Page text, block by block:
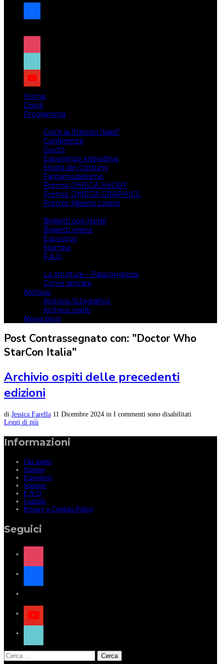
facebook
x
instagram
tiktok
youtube
Home
Ospiti
Programma
Cos’è la Starcon Italia?
Conferenze
Giochi
Esperienze interattive
Sfilata dei Costumi
Fantamodellismo
Premio OMEGA SHORT
Premio OMEGA GRAPHICS
Premio Alberto Lisiero
Biglietti con Hotel
Biglietti online
Espositori
Stampa
F.A.Q.
La struttura – Palacongressi
Come arrivare
Archivio
Archivio fotografico
Archivio ospiti
News blog
Post Contrassegnato con: "Doctor Who
StarCon Italia"
Archivio ospiti delle precedenti
edizioni
di Jessica Farella 11 Dicembre 2024 in I commenti sono disabilitati
Leggi di più
Informazioni
Chi siamo
Stampa
Espositori
Sponsor
F.A.Q.
Contatti
Privacy e Cookies Policy
Seguici
instagram
facebook
x
youtube
tiktok
Ricerca
per: